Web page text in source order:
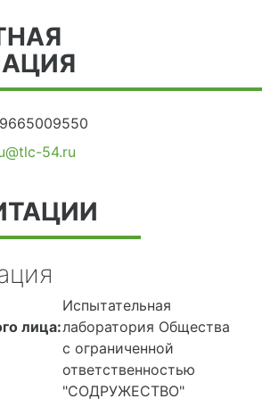
54.ru
лица:
Испытательная
лаборатория Общества
с ограниченной
ответственностью
"СОДРУЖЕСТВО"